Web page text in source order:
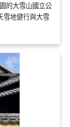
的大雪山國立公
雪地健行與大雪